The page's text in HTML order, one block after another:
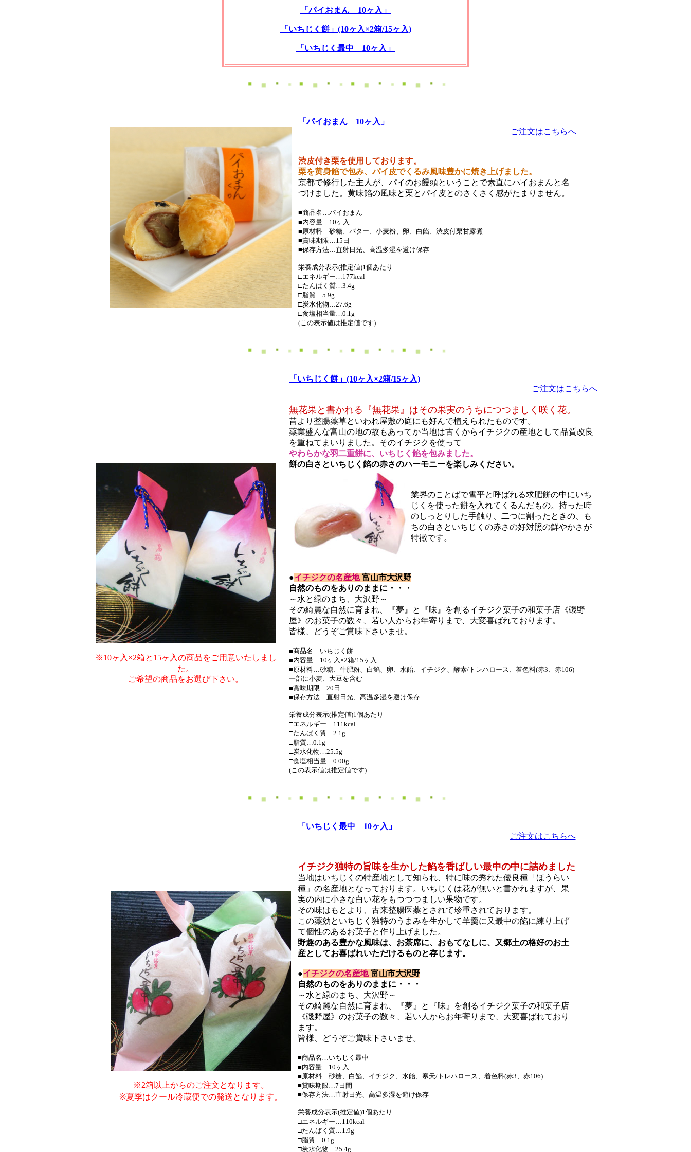
「パイおまん 10ヶ入」
「いちじく餅」(10ヶ入×2箱/15ヶ入)
「いちじく最中 10ヶ入」
「パイおまん 10ヶ入」
ご注文はこちらへ
渋皮付き栗を使用しております。
栗を黄身餡で包み、パイ皮でくるみ風味豊かに焼き上げました。
京都で修行した主人が、パイのお饅頭ということで素直にパイおまんと名
づけました。黄味餡の風味と栗とパイ皮とのさくさく感がたまりません。
■商品名…パイおまん
■内容量…10ヶ入
■原材料…砂糖、バター、小麦粉、卵、白餡、渋皮付栗甘露煮
■賞味期限…15日
■保存方法…直射日光、高温多湿を避け保存
栄養成分表示(推定値)1個あたり
□エネルギー…177kcal
□たんぱく質…3.4g
□脂質…5.9g
□炭水化物…27.6g
□食塩相当量…0.1g
(この表示値は推定値です)
※10ヶ入×2箱と15ヶ入の商品をご用意いたしまし
た。
ご希望の商品をお選び下さい。
「いちじく餅」(10ヶ入×2箱/15ヶ入)
ご注文はこちらへ
無花果と書かれる『無花果』はその果実のうちにつつましく咲く花。
昔より整腸薬草といわれ屋敷の庭にも好んで植えられたものです。
薬業盛んな富山の地の故もあってか当地は古くからイチジクの産地として品質改良
を重ねてまいりました。そのイチジクを使って
やわらかな羽二重餅に、いちじく餡を包みました。
餅の白さといちじく餡の赤さのハーモニーを楽しみください。
業界のことばで雪平と呼ばれる求肥餅の中にいち
じくを使った餅を入れてくるんだもの。持った時
のしっとりした手触り、二つに割ったときの、も
ちの白さといちじくの赤さの好対照の鮮やかさが
特徴です。
●イチジクの名産地 富山市大沢野
自然のものをありのままに・・・
～水と緑のまち、大沢野～
その綺麗な自然に育まれ、『夢』と『味』を創るイチジク菓子の和菓子店《磯野
屋》のお菓子の数々、若い人からお年寄りまで、大変喜ばれております。
皆様、どうぞご賞味下さいませ。
■商品名…いちじく餅
■内容量…10ヶ入×2箱/15ヶ入
■原材料…砂糖、牛肥粉、白餡、卵、水飴、イチジク、酵素/トレハロース、着色料(赤3、赤106)
一部に小麦、大豆を含む
■賞味期限…20日
■保存方法…直射日光、高温多湿を避け保存
栄養成分表示(推定値)1個あたり
□エネルギー…111kcal
□たんぱく質…2.1g
□脂質…0.1g
□炭水化物…25.5g
□食塩相当量…0.00g
(この表示値は推定値です)
※2箱以上からのご注文となります。
※夏季はクール冷蔵便での発送となります。
「いちじく最中 10ヶ入」
ご注文はこちらへ
イチジク独特の旨味を生かした餡を香ばしい最中の中に詰めました
当地はいちじくの特産地として知られ、特に味の秀れた優良種「ほうらい
種」の名産地となっております。いちじくは花が無いと書かれますが、果
実の内に小さな白い花をもつつつましい果物です。
その味はもとより、古来整腸医薬とされて珍重されております。
この薬効といちじく独特のうまみを生かして羊羹に又最中の餡に練り上げ
て個性のあるお菓子と作り上げました。
野趣のある豊かな風味は、お茶席に、おもてなしに、又郷土の格好のお土
産としてお喜ばれいただけるものと存じます。
●イチジクの名産地富山市大沢野
自然のものをありのままに・・・
～水と緑のまち、大沢野～
その綺麗な自然に育まれ、『夢』と『味』を創るイチジク菓子の和菓子店
《磯野屋》のお菓子の数々、若い人からお年寄りまで、大変喜ばれており
ます。
皆様、どうぞご賞味下さいませ。
■商品名…いちじく最中
■内容量…10ヶ入
■原材料…砂糖、白餡、イチジク、水飴、寒天/トレハロース、着色料(赤3、赤106)
■賞味期限…7日間
■保存方法…直射日光、高温多湿を避け保存
栄養成分表示(推定値)1個あたり
□エネルギー…110kcal
□たんぱく質…1.9g
□脂質…0.1g
□炭水化物…25.4g